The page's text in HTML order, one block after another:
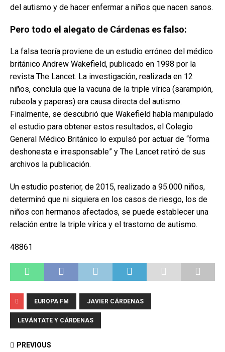
del autismo y de hacer enfermar a niños que nacen sanos.
Pero todo el alegato de Cárdenas es falso:
La falsa teoría proviene de un estudio erróneo del médico
británico Andrew Wakefield, publicado en 1998 por la
revista The Lancet. La investigación, realizada en 12
niños, concluía que la vacuna de la triple vírica (sarampión,
rubeola y paperas) era causa directa del autismo.
Finalmente, se descubrió que Wakefield había manipulado
el estudio para obtener estos resultados, el Colegio
General Médico Británico lo expulsó por actuar de “forma
deshonesta e irresponsable” y The Lancet retiró de sus
archivos la publicación.
Un estudio posterior, de 2015, realizado a 95.000 niños,
determinó que ni siquiera en los casos de riesgo, los de
niños con hermanos afectados, se puede establecer una
relación entre la triple vírica y el trastorno de autismo.
48861
EUROPA FM JAVIER CÁRDENAS
LEVÁNTATE Y CÁRDENAS
PREVIOUS